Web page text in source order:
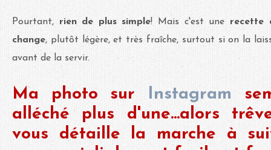
Pourtant, rien de plus simple! Mais c'est une recette
change, plutôt légère, et très fraîche, surtout si on la
avant de la servir.
Ma photo sur Instagram
alléché plus d'une...alors
vous détaille la marche à